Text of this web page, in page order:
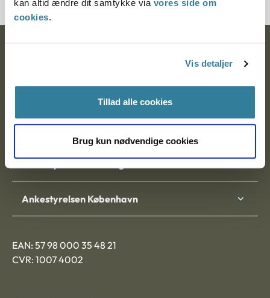
kan altid ændre dit samtykke via vores side om
cookies.
Vis detaljer
Tillad alle cookies
Brug kun nødvendige cookies
9000 Aalborg
Ankestyrelsen København
EAN: 57 98 000 35 48 21
CVR: 1007 4002